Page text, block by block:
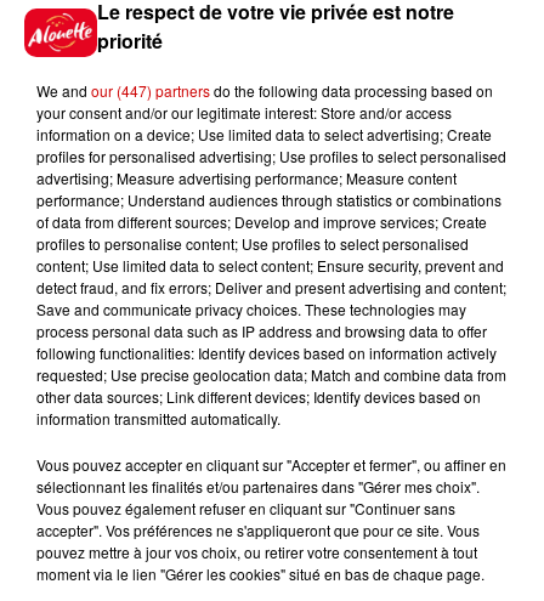
Jeux Voir plus
Gagnez vos places pour le
Festival du Roi Arthur 2026 !
Gagnez vos entrées pour le
Musée du Sport Automobile au
Mans !
Alouette vous invite à
Futuroscope Xperiences !
Le Duel - Gagnez votre balade
Le respect de votre vie privée est notre
priorité
We and our (447) partnersdo the following data processing based on
your consent and/or our legitimate interest: Store and/or access
information on a device; Use limited data to select advertising; Create
profiles for personalised advertising; Use profiles to select personalised
advertising; Measure advertising performance; Measure content
performance; Understand audiences through statistics or combinations
of data from different sources; Develop and improve services; Create
profiles to personalise content; Use profiles to select personalised
content; Use limited data to select content; Ensure security, prevent and
detect fraud, and fix errors; Deliver and present advertising and content;
Save and communicate privacy choices. These technologies may
process personal data such as IP address and browsing data to offer
following functionalities: Identify devices based on information actively
requested; Use precise geolocation data; Match and combine data from
other data sources; Link different devices; Identify devices based on
information transmitted automatically.
Vous pouvez accepter en cliquant sur "Accepter et fermer", ou affiner en
sélectionnant les finalités et/ou partenaires dans "Gérer mes choix".
Vous pouvez également refuser en cliquant sur "Continuer sans
accepter". Vos préférences ne s'appliqueront que pour ce site. Vous
pouvez mettre à jour vos choix, ou retirer votre consentement à tout
moment via le lien "Gérer les cookies" situé en bas de chaque page.